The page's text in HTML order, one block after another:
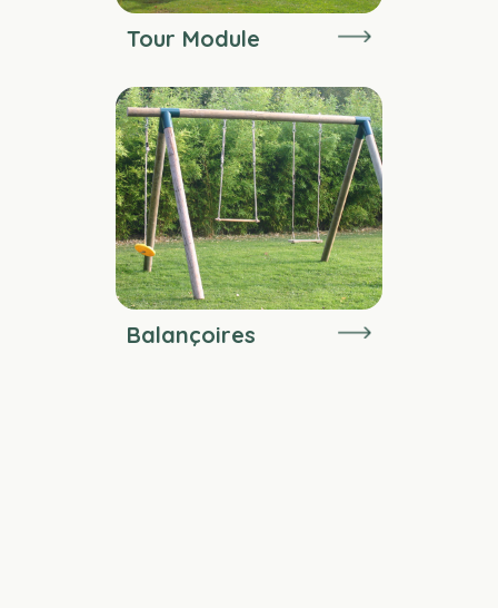
Tour Module
Balançoires